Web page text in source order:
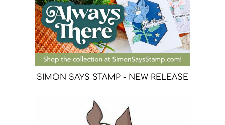
SIMON SAYS STAMP - NEW RELEASE